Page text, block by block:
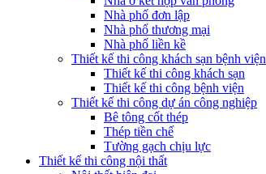
Nhà phố đơn lập
Nhà phố thương mại
Nhà phố liền kề
Thiết kế thi công khách sạn bệnh viện
Thiết kế thi công khách sạn
Thiết kế thi công bệnh viện
Thiết kế thi công dự án công nghiệp
Bê tông cốt thép
Thép tiền chế
Tường gạch chịu lực
Thiết kế thi công nội thất